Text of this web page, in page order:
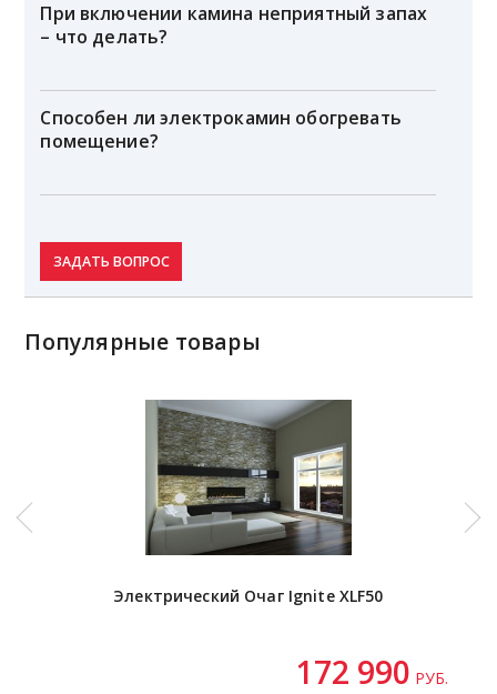
При включении камина неприятный запах
– что делать?
Способен ли электрокамин обогревать
помещение?
ЗАДАТЬ ВОПРОС
Популярные товары
Электрический Очаг Ignite XLF50
172 990 РУБ.